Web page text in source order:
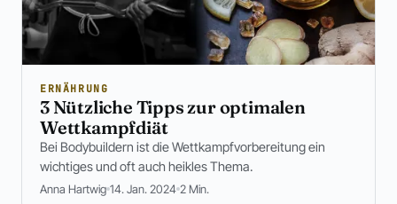
ERNÄHRUNG
3 Nützliche Tipps zur optimalen
Wettkampfdiät
Bei Bodybuildern ist die Wettkampfvorbereitung ein
wichtiges und oft auch heikles Thema.
Anna Hartwig 14. Jan. 2024 2 Min.